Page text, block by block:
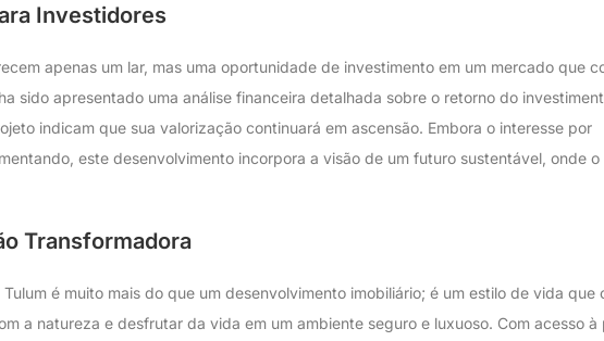
Investidores
apenas um lar, mas uma oportunidade de investimento em um mercado que
sido apresentado uma análise financeira detalhada sobre o retorno do
indicam que sua valorização continuará em ascensão. Embora o interesse por
este desenvolvimento incorpora a visão de um futuro sustentável, onde
Transformadora
é muito mais do que um desenvolvimento imobiliário; é um estilo de vida que
a natureza e desfrutar da vida em um ambiente seguro e luxuoso. Com acesso à